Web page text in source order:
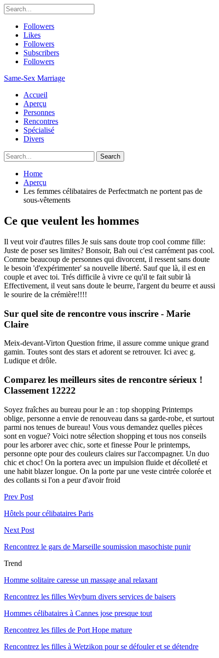
Followers
Likes
Followers
Subscribers
Followers
Same-Sex Marriage
Accueil
Aperçu
Personnes
Rencontres
Spécialisé
Divers
Home
Aperçu
Les femmes célibataires de Perfectmatch ne portent pas de
sous-vêtements
Ce que veulent les hommes
Il veut voir d'autres filles Je suis sans doute trop cool comme fille:
Juste de poser ses limites? Bonsoir, Bah oui c'est carrément pas cool.
Comme beaucoup de personnes qui divorcent, il ressent sans doute
le besoin 'd'expérimenter' sa nouvelle liberté. Sauf que là, il est en
couple et avec toi. Trés difficile à vivre ce qu'il te fait subir là
Effectivement, il veut sans doute le beurre, l'argent du beurre et aussi
le sourire de la crémière!!!!
Sur quel site de rencontre vous inscrire - Marie
Claire
Meix-devant-Virton Question frime, il assure comme unique grand
gamin. Toutes sont des stars et adorent se retrouver. Ici avec g.
Ludique et drôle.
Comparez les meilleurs sites de rencontre sérieux !
Classement 12222
Soyez fraîches au bureau pour le an : top shopping Printemps
oblige, personne a envie de renouveau dans sa garde-robe, et surtout
parmi nos tenues de bureau! Vous vous demandez quelles pièces
sont en vogue? Voici notre sélection shopping et tous nos conseils
pour les arborer avec chic, sorte et finesse Pour le printemps,
personne opte pour des couleurs claires sur l'accompagner. Un duo
chic et choc! On la portera avec un impulsion fluide et décolleté et
une habit blazer longue. On la porte par une veste cintrée colorée et
des collants si l'on a peur d'avoir froid
Prev Post
Hôtels pour célibataires Paris
Next Post
Rencontrez le gars de Marseille soumission masochiste punir
Trend
Homme solitaire caresse un massage anal relaxant
Rencontrez les filles Weyburn divers services de baisers
Hommes célibataires à Cannes jose presque tout
Rencontrez les filles de Port Hope mature
Rencontrez les filles à Wetzikon pour se défouler et se détendre